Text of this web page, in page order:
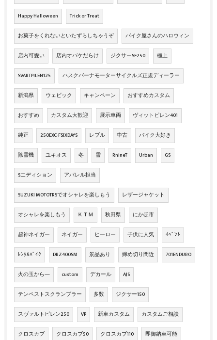
Happy Halloween Trick or Treat
お菓子をくれないといたずらしちゃうぞ バイク屋さんのハロウィン
店内可愛い 店内オバケだらけ ジクサーSF250 極上
SVARTPILEN125 ハスクバーナモーターサイクルズ正規ディーラー
新潟県 ウェビック キャンペーン おすすめカスタム
おすすめ カスタム大歓迎 展示車両 ヴィットピレン401
純正 250EXC-FSIXDAYS レブル 中古 バイク大好き
除雪機 ユキオス 冬 雪 RnineT Urban GS
Sエディション アパレル担当
SUZUKI MOTOTRSでオシャレを楽しもう レザージャケット
オシャレを楽しもう ＫＴＭ 秋田県 にかほ市
超神ネイガー ネイガー ヒーロー 子供に人気 ｲﾍﾞﾝﾄ
ﾚﾝﾀﾙﾊﾞｲｸ DRZ400SM 景品あり 締め切り間近 701ENDURO
火の玉から― custom デカール AJS
テンペストスクランブラー 多数 ジクサー150
スヴァルトピレン250 VP 新車カスタム カスタムご相談
クロスカブ クロスカブ50 クロスカブ110 即御納車可能